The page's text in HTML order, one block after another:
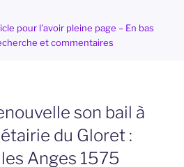
pour l'avoir pleine page – En bas
et commentaires
son bail à
du Gloret :
Anges 1575